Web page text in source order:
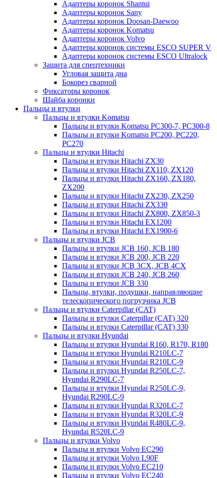
Адаптеры коронок Shantui
Адаптеры коронок Sany
Адаптеры коронок Doosan-Daewoo
Адаптеры коронок Komatsu
Адаптеры коронок Volvo
Адаптеры коронок системы ESCO SUPER V
Адаптеры коронок системы ESCO Ultralock
Защита для спецтехники
Угловая защита дна
Бокорез сварной
Фиксаторы коронок
Шайба коронки
Пальцы и втулки
Пальцы и втулки Komatsu
Пальцы и втулки Komatsu PC300-7, PC300-8
Пальцы и втулки Komatsu PC200, PC220,
PC270
Пальцы и втулки Hitachi
Пальцы и втулки Hitachi ZX30
Пальцы и втулки Hitachi ZX110, ZX120
Пальцы и втулки Hitachi ZX160, ZX180,
ZX200
Пальцы и втулки Hitachi ZX230, ZX250
Пальцы и втулки Hitachi ZX330
Пальцы и втулки Hitachi ZX800, ZX850-3
Пальцы и втулки Hitachi EX1200
Пальцы и втулки Hitachi EX1900-6
Пальцы и втулки JCB
Пальцы и втулки JCB 160, JCB 180
Пальцы и втулки JCB 200, JCB 220
Пальцы и втулки JCB 3CX, JCB 4CX
Пальцы и втулки JCB 240, JCB 260
Пальцы и втулки JCB 330
Пальцы, втулки, подушки, направляющие
телескопического погрузчика JCB
Пальцы и втулки Caterpillar (CAT)
Пальцы и втулки Caterpillar (CAT) 320
Пальцы и втулки Caterpillar (CAT) 330
Пальцы и втулки Hyundai
Пальцы и втулки Hyundai R160, R170, R180
Пальцы и втулки Hyundai R210LC-7
Пальцы и втулки Hyundai R210LC-9
Пальцы и втулки Hyundai R250LC-7,
Hyundai R290LC-7
Пальцы и втулки Hyundai R250LC-9,
Hyundai R290LC-9
Пальцы и втулки Hyundai R320LC-7
Пальцы и втулки Hyundai R320LC-9
Пальцы и втулки Hyundai R480LC-9,
Hyundai R520LC-9
Пальцы и втулки Volvo
Пальцы и втулки Volvo EC290
Пальцы и втулки Volvo L90F
Пальцы и втулки Volvo EC210
Пальцы и втулки Volvo EC240